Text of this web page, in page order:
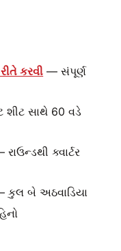
કરવી — સંપૂર્ણ
શીટ સાથે 60 વડે
ક્વાર્ટર
કુલ બે અઠવાડિયા